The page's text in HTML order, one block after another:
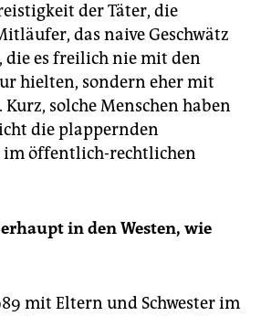
der Täter, die
das naive Geschwätz
es freilich nie mit den
hielten, sondern eher mit
solche Menschen haben
die plappernden
im öffentlich-rechtlichen
in den Westen, wie
mit Eltern und Schwester im